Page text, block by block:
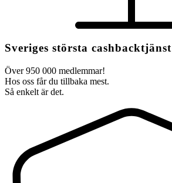
Sveriges största cashbacktjänst
Över 950 000 medlemmar!
Hos oss får du tillbaka mest.
Så enkelt är det.